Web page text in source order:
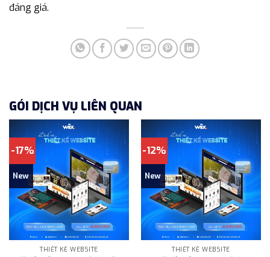
đáng giá.
GÓI DỊCH VỤ LIÊN QUAN
-17%
New
THIẾT KẾ WEBSITE
-12%
New
THIẾT KẾ WEBSITE